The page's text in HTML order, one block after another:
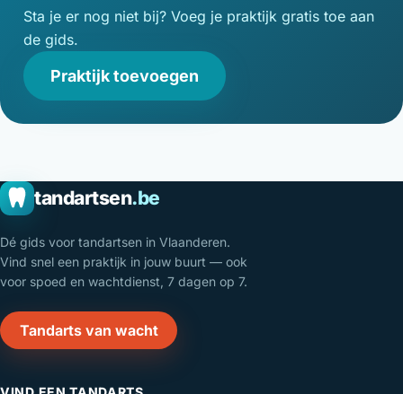
Sta je er nog niet bij? Voeg je praktijk gratis toe aan
de gids.
Praktijk toevoegen
tandartsen.be
Dé gids voor tandartsen in Vlaanderen.
Vind snel een praktijk in jouw buurt — ook
voor spoed en wachtdienst, 7 dagen op 7.
Tandarts van wacht